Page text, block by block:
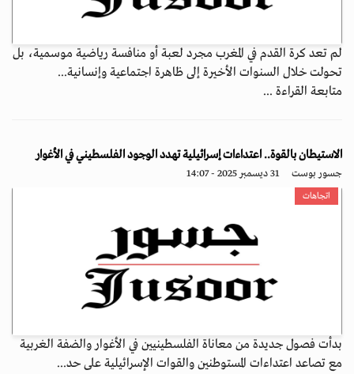
لم تعد كرة القدم في المغرب مجرد لعبة أو منافسة رياضية موسمية، بل
تحولت خلال السنوات الأخيرة إلى ظاهرة اجتماعية وإنسانية...
متابعة القراءة ...
الاستيطان بالقوة.. اعتداءات إسرائيلية تهدد الوجود الفلسطيني في الأغوار
جسور بوست 31 ديسمبر 2025 - 14:07
اتجاهات
بدأت فصول جديدة من معاناة الفلسطينيين في الأغوار والضفة الغربية
مع تصاعد اعتداءات المستوطنين والقوات الإسرائيلية على حد...